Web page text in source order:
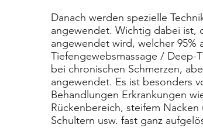
Danach werden spezielle
angewendet. Wichtig dabei ist,
angewendet wird, welcher 95%
Tiefengewebsmassage / Deep-
bei chronischen Schmerzen,
angewendet. Es ist besonders
Behandlungen Erkrankungen
Rückenbereich, steifem
Schultern usw. fast ganz